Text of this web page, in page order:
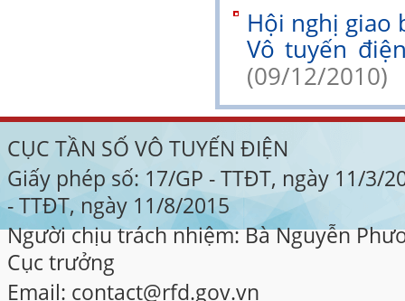
Hội nghị giao
Vô tuyến
(09/12/2010)
CỤC TẦN SỐ VÔ TUYẾN ĐIỆN
Giấy phép số: 17/GP - TTĐT, ngày 11/3/
- TTĐT, ngày 11/8/2015
Người chịu trách nhiệm: Bà Nguyễn
Cục trưởng
Email: contact@rfd.gov.vn